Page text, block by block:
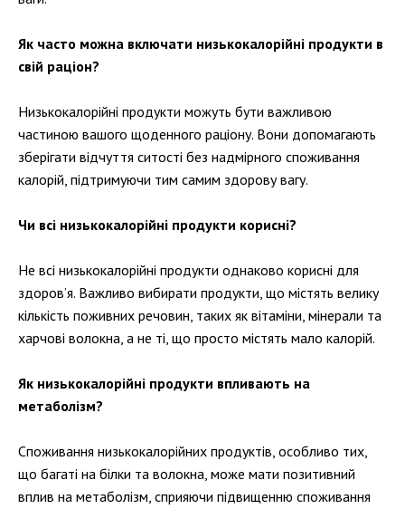
Як часто можна включати низькокалорійні продукти в
свій раціон?
Низькокалорійні продукти можуть бути важливою
частиною вашого щоденного раціону. Вони допомагають
зберігати відчуття ситості без надмірного споживання
калорій, підтримуючи тим самим здорову вагу.
Чи всі низькокалорійні продукти корисні?
Не всі низькокалорійні продукти однаково корисні для
здоров’я. Важливо вибирати продукти, що містять велику
кількість поживних речовин, таких як вітаміни, мінерали та
харчові волокна, а не ті, що просто містять мало калорій.
Як низькокалорійні продукти впливають на
метаболізм?
Споживання низькокалорійних продуктів, особливо тих,
що багаті на білки та волокна, може мати позитивний
вплив на метаболізм, сприяючи підвищенню споживання